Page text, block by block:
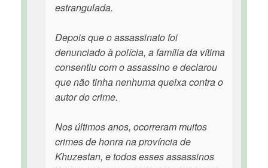
estrangulada.
Depois que o assassinato foi
denunciado à polícia, a família da vítima
consentiu com o assassino e declarou
que não tinha nenhuma queixa contra o
autor do crime.
Nos últimos anos, ocorreram muitos
crimes de honra na província de
Khuzestan, e todos esses assassinos